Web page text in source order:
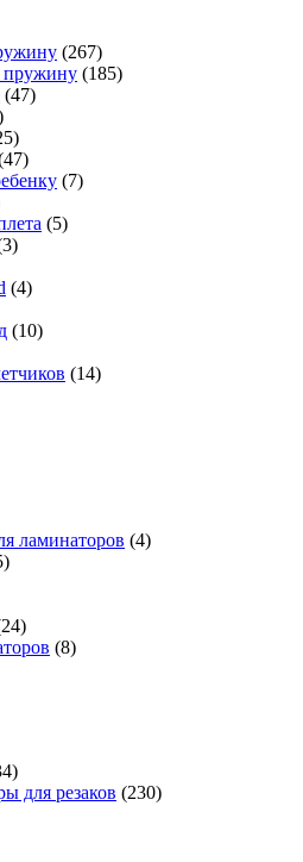
(267)
пружину (185)
(47)
(7)
(5)
(4)
(10)
(14)
ламинаторов (4)
(8)
для резаков (230)